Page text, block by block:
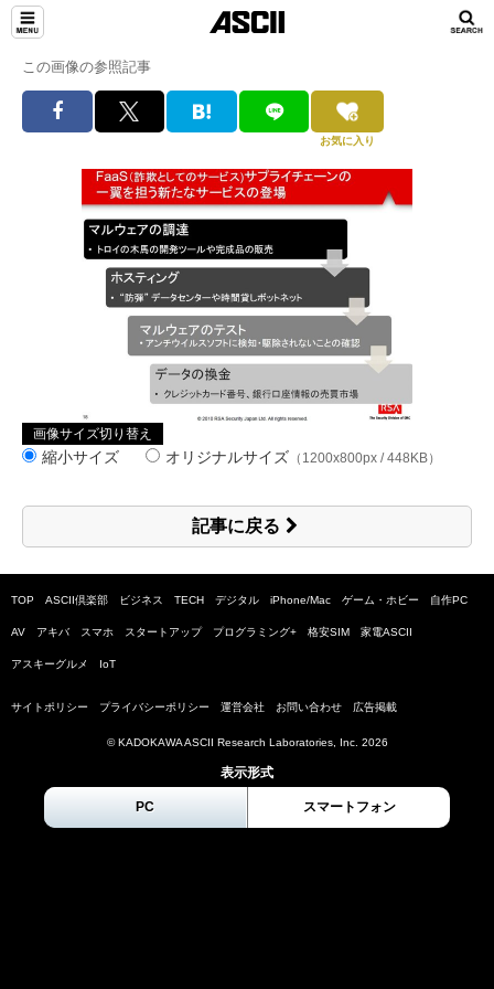
この画像の参照記事
お気に入り
画像サイズ切り替え
縮小サイズ オリジナルサイズ （1200x800px / 448KB）
記事に戻る
TOP ASCII倶楽部 ビジネス TECH デジタル iPhone/Mac ゲーム・ホビー 自作PC
AV アキバ スマホ スタートアップ プログラミング+ 格安SIM 家電ASCII
アスキーグルメ IoT
サイトポリシー プライバシーポリシー 運営会社 お問い合わせ 広告掲載
© KADOKAWA ASCII Research Laboratories, Inc. 2026
表示形式
PC スマートフォン